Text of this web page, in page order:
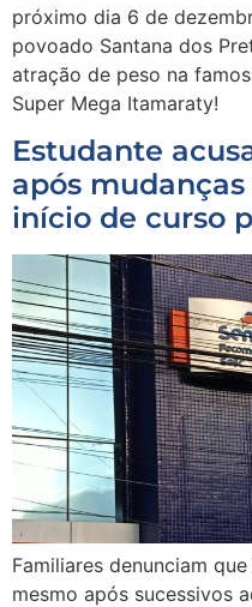
próximo dia 6 de
povoado Santana dos
atração de peso na
Super Mega Itamaraty!
Estudante
após mudanças
início de curso
Familiares denunciam
mesmo após sucessivos